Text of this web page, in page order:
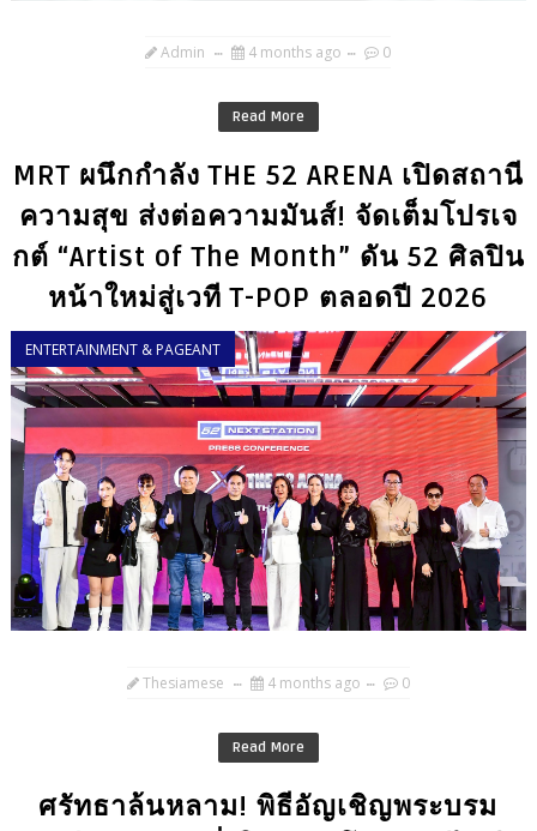
Admin 4 months ago 0
Read More
MRT ผนึกกำลัง THE 52 ARENA เปิดสถานี
ความสุข ส่งต่อความมันส์! จัดเต็มโปรเจ
กต์ “Artist of The Month” ดัน 52 ศิลปิน
หน้าใหม่สู่เวที T-POP ตลอดปี 2026
ENTERTAINMENT & PAGEANT
Thesiamese 4 months ago 0
Read More
ศรัทธาล้นหลาม! พิธีอัญเชิญพระบรม